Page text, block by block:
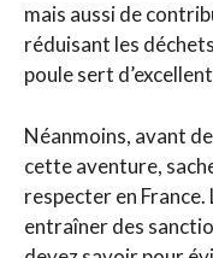
mais aussi de
réduisant les
poule sert
Néanmoins, avant
cette aventure,
respecter en
entraîner des